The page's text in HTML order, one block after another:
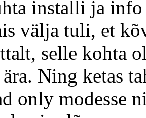
installi ja
välja tuli, et
selle kohta
Ning ketas
only modesse